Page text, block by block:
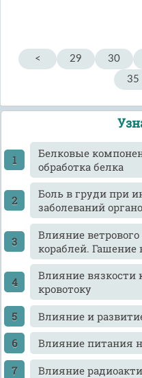
< 29 30
35
Белковые
обработка белка
Боль в груди при
заболеваний
Влияние
кораблей. Гашение
Влияние вязкости
кровотоку
Влияние и
Влияние питания
Влияние